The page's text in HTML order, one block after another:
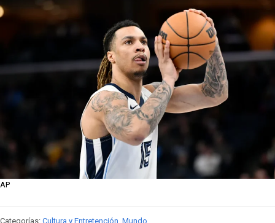
AP
Categorías: Cultura y Entretención, Mundo